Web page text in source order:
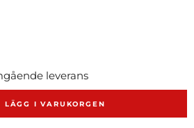
leverans
LÄGG I VARUKORGEN